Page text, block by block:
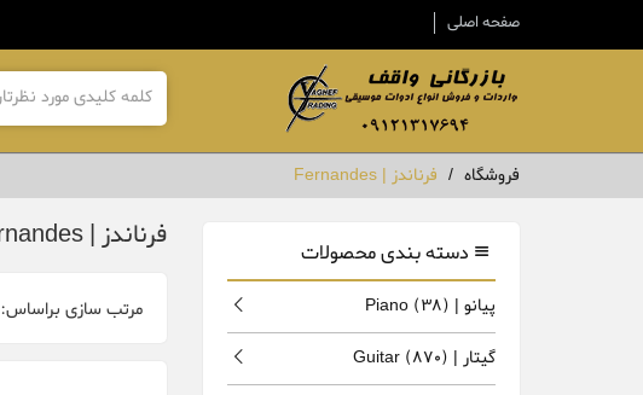
صفحه اصلی
فروشگاه فرناندز | Fernandes
دسته بندی محصولات
پیانو | Piano (38)
گیتار | Guitar (870)
فرناندز | Fernandes
مرتب سازی براساس: